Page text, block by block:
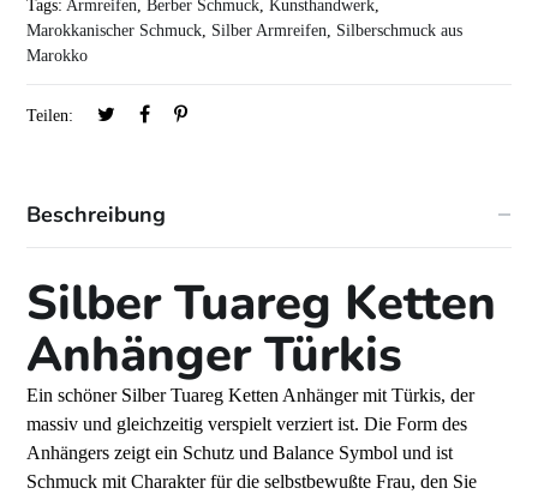
Tags:Armreifen,Berber Schmuck,Kunsthandwerk,
Marokkanischer Schmuck, Silber Armreifen, Silberschmuck aus
Marokko
Teilen:
Beschreibung
Silber Tuareg Ketten
Anhänger Türkis
Ein schöner Silber Tuareg Ketten Anhänger mit Türkis, der
massiv und gleichzeitig verspielt verziert ist. Die Form des
Anhängers zeigt ein Schutz und Balance Symbol und ist
Schmuck mit Charakter für die selbstbewußte Frau, den Sie